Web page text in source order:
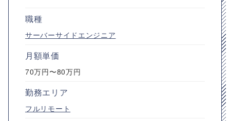
職種
サーバーサイドエンジニア
月額単価
70万円〜80万円
勤務エリア
フルリモート